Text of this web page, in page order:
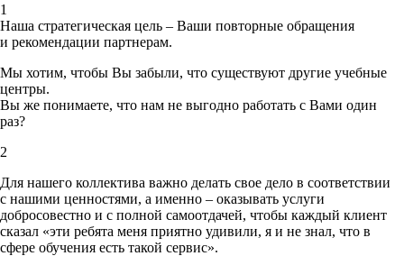
1
Наша стратегическая цель – Ваши повторные обращения
и рекомендации партнерам.
Мы хотим, чтобы Вы забыли, что существуют другие учебные
центры.
Вы же понимаете, что нам не выгодно работать с Вами один
раз?
2
Для нашего коллектива важно делать свое дело в соответствии
с нашими ценностями, а именно – оказывать услуги
добросовестно и с полной самоотдачей, чтобы каждый клиент
сказал «эти ребята меня приятно удивили, я и не знал, что в
сфере обучения есть такой сервис».